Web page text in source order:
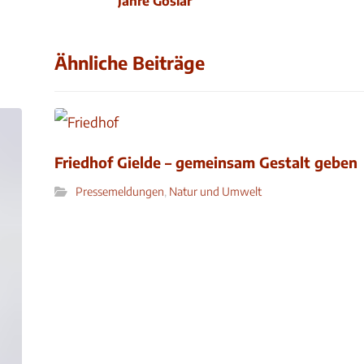
Ähnliche Beiträge
Friedhof Gielde – gemeinsam Gestalt geben
Pressemeldungen, Natur und Umwelt